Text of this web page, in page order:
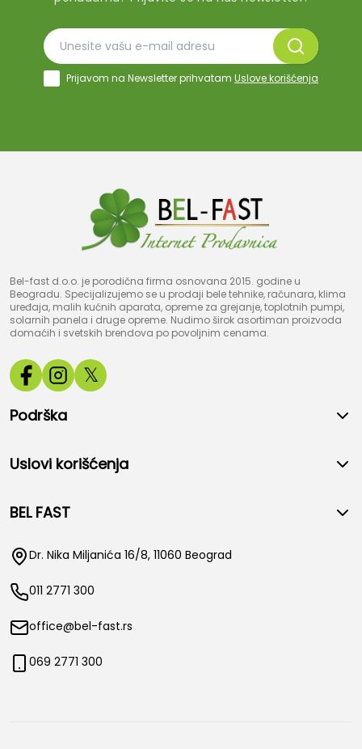
Prijavom na Newsletter prihvatam Uslove korišćenja
Bel-fast d.o.o. je porodična firma osnovana 2015. godine u
Beogradu. Specijalizujemo se u prodaji bele tehnike, računara, klima
uređaja, malih kućnih aparata, opreme za grejanje, toplotnih pumpi,
solarnih panela i druge opreme. Nudimo širok asortiman proizvoda
domaćih i svetskih brendova po povoljnim cenama.
𝕏
Podrška
Uslovi korišćenja
BEL FAST
Dr. Nika Miljanića 16/8, 11060 Beograd
011 2771 300
office@bel-fast.rs
069 2771 300